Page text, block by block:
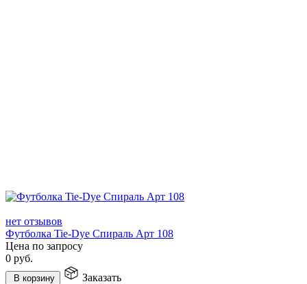
нет отзывов
Футболка Tie-Dye Спираль Арт 108
Цена по запросу
0 руб.
В корзину Заказать